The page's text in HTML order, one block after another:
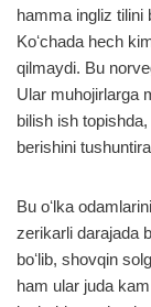
hamma ingliz tilini
Koʻchada hech
qilmaydi. Bu
Ular muhojirlarga
bilish ish
berishini
Bu oʻlka
zerikarli darajada
boʻlib, shovqin
ham ular juda